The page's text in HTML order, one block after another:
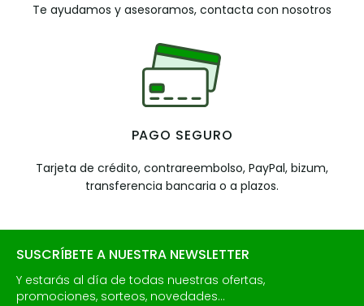
Te ayudamos y asesoramos, contacta con nosotros
PAGO SEGURO
Tarjeta de crédito, contrareembolso, PayPal, bizum,
transferencia bancaria o a plazos.
SUSCRÍBETE A NUESTRA NEWSLETTER
Y estarás al día de todas nuestras ofertas,
promociones, sorteos, novedades...